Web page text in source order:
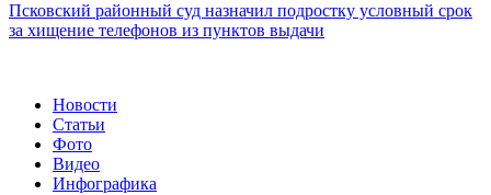
Псковский районный суд назначил подростку условный срок
за хищение телефонов из пунктов выдачи
Новости
Статьи
Фото
Видео
Инфографика